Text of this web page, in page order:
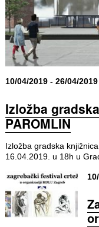
10/04/2019 - 26/04/2019
Izložba
PAROMLIN
Izložba gradska
16.04.2019. u 18h u